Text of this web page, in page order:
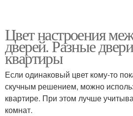
Цвет настроения
дверей. Разные
квартиры
Если одинаковый цвет кому-то
скучным решением, можно
квартире. При этом лучше
комнат.